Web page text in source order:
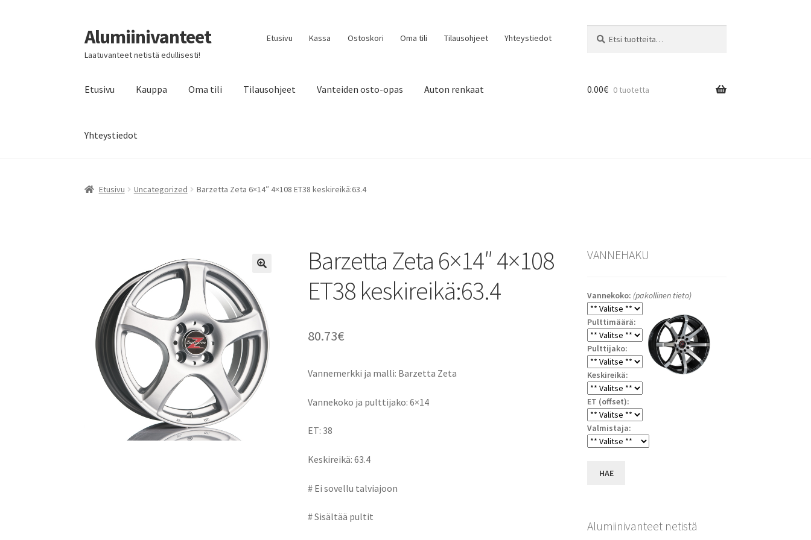
Siirry
navigointiin
Siirry
sisältöön
Alumiinivanteet
Laatuvanteet netistä edullisesti!
Etusivu Kassa Ostoskori Oma tili Tilausohjeet Yhteystiedot
Etusivu Kauppa Oma tili Tilausohjeet Vanteiden osto-opas Auton renkaat
Yhteystiedot
0.00€ 0 tuotetta
Etusivu Uncategorized Barzetta Zeta 6×14″ 4×108 ET38 keskireikä:63.4
Barzetta Zeta 6×14″ 4×108
ET38 keskireikä:63.4
80.73€
Vannemerkki ja malli: Barzetta Zeta
Vannekoko ja pulttijako: 6×14
ET: 38
Keskireikä: 63.4
# Ei sovellu talviajoon
# Sisältää pultit
VANNEHAKU
Vannekoko: (pakollinen tieto)
Pulttimäärä:
Pulttijako:
Keskireikä:
ET (offset):
Valmistaja:
HAE
Alumiinivanteet netistä